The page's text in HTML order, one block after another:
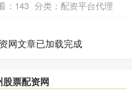
： 143 分类： 配资平台代理
网文章已加载完成
股票配资网